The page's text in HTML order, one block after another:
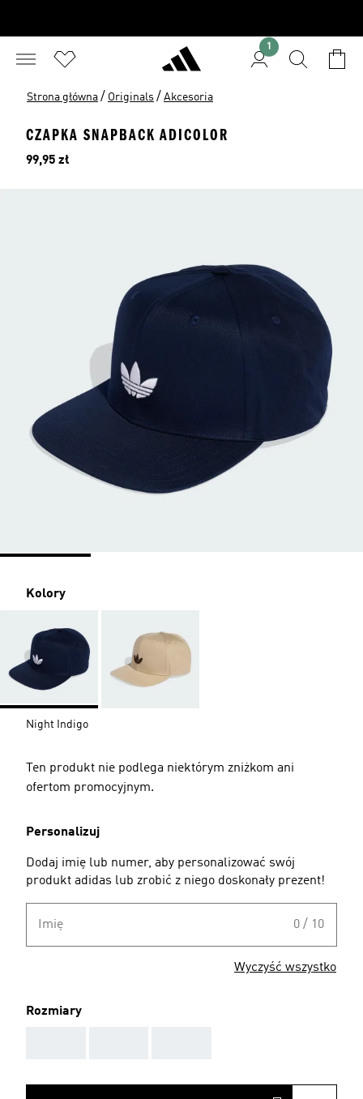
1
Strona główna / Originals / Akcesoria
CZAPKA SNAPBACK ADICOLOR
Cena
99,95 zł
Kolory
Night Indigo
Ten produkt nie podlega niektórym zniżkom ani
ofertom promocyjnym.
Personalizuj
Dodaj imię lub numer, aby personalizować swój
produkt adidas lub zrobić z niego doskonały prezent!
Imię 0 / 10
Wyczyść wszystko
Rozmiary